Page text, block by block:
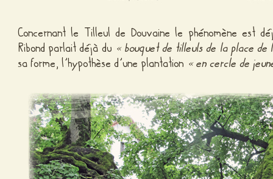
Concernant le Tilleul de Douvaine le phénomène est
Ribond parlait déjà du « bouquet de tilleuls de la place de
sa forme, l’hypothèse d’une plantation « en cercle de